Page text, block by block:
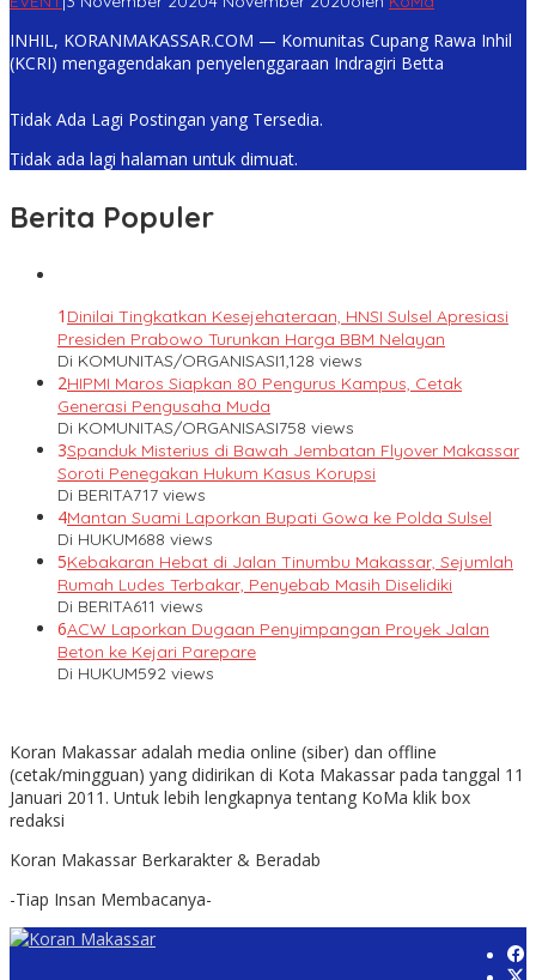
INHIL, KORANMAKASSAR.COM — Komunitas Cupang Rawa Inhil
(KCRI) mengagendakan penyelenggaraan Indragiri Betta
Tidak Ada Lagi Postingan yang Tersedia.
Tidak ada lagi halaman untuk dimuat.
Berita Populer
1 Dinilai Tingkatkan Kesejehateraan, HNSI Sulsel Apresiasi
Presiden Prabowo Turunkan Harga BBM Nelayan
Di KOMUNITAS/ORGANISASI1,128 views
2HIPMI Maros Siapkan 80 Pengurus Kampus, Cetak
Generasi Pengusaha Muda
Di KOMUNITAS/ORGANISASI758 views
3Spanduk Misterius di Bawah Jembatan Flyover Makassar
Soroti Penegakan Hukum Kasus Korupsi
Di BERITA717 views
4Mantan Suami Laporkan Bupati Gowa ke Polda Sulsel
Di HUKUM688 views
5Kebakaran Hebat di Jalan Tinumbu Makassar, Sejumlah
Rumah Ludes Terbakar, Penyebab Masih Diselidiki
Di BERITA611 views
6ACW Laporkan Dugaan Penyimpangan Proyek Jalan
Beton ke Kejari Parepare
Di HUKUM592 views
Koran Makassar adalah media online (siber) dan offline
(cetak/mingguan) yang didirikan di Kota Makassar pada tanggal 11
Januari 2011. Untuk lebih lengkapnya tentang KoMa klik box
redaksi
Koran Makassar Berkarakter & Beradab
-Tiap Insan Membacanya-